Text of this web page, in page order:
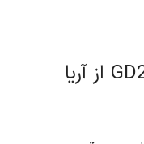
خرید اینورتر اینوت مدل GD20 از آریا